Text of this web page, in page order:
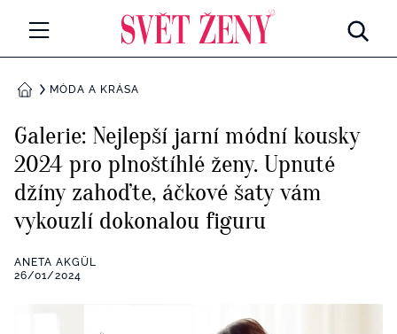
Všechny kategorie
Rozhovory
RETROHUBKY
PSYCHOLOGIE
Seberozvoj
ZDRAVÍ
DOMŮMÓDA A KRÁSA
Galerie: Nejlepší jarní módní kousky
2024 pro plnoštíhlé ženy. Upnuté
džíny zahoďte, áčkové šaty vám
vykouzlí dokonalou figuru
ANETA AKGÜL
26/01/2024